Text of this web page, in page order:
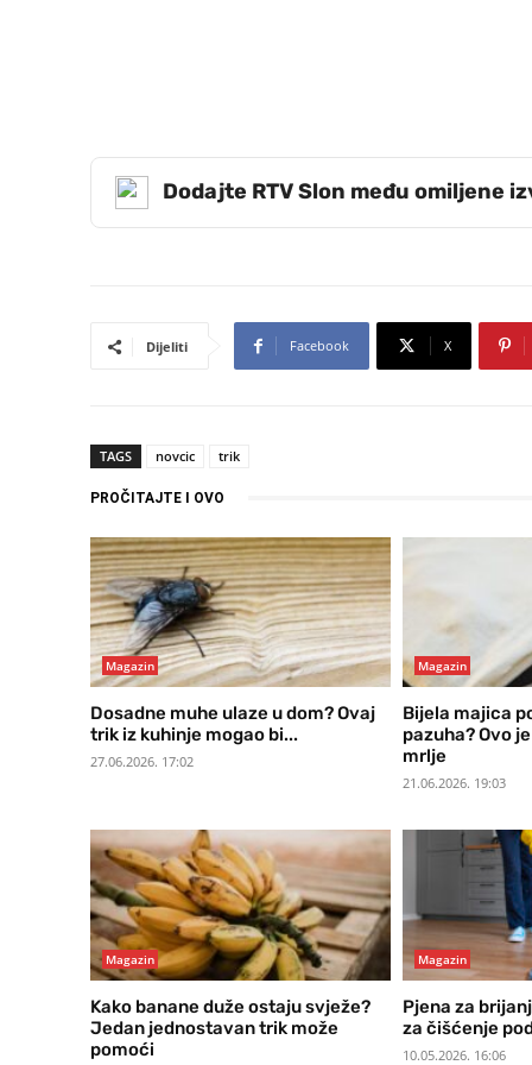
Dodajte RTV Slon među omiljene
Dijeliti Facebook X
TAGS novcic trik
PROČITAJTE I OVO
Magazin
Dosadne muhe ulaze u dom? Ovaj
trik iz kuhinje mogao bi...
27.06.2026. 17:02
Magazin
Bijela majica
pazuha? Ovo
mrlje
21.06.2026. 19:03
Magazin
Kako banane duže ostaju svježe?
Jedan jednostavan trik može
pomoći
Magazin
Pjena za
za čišćenje
10.05.2026. 16:06